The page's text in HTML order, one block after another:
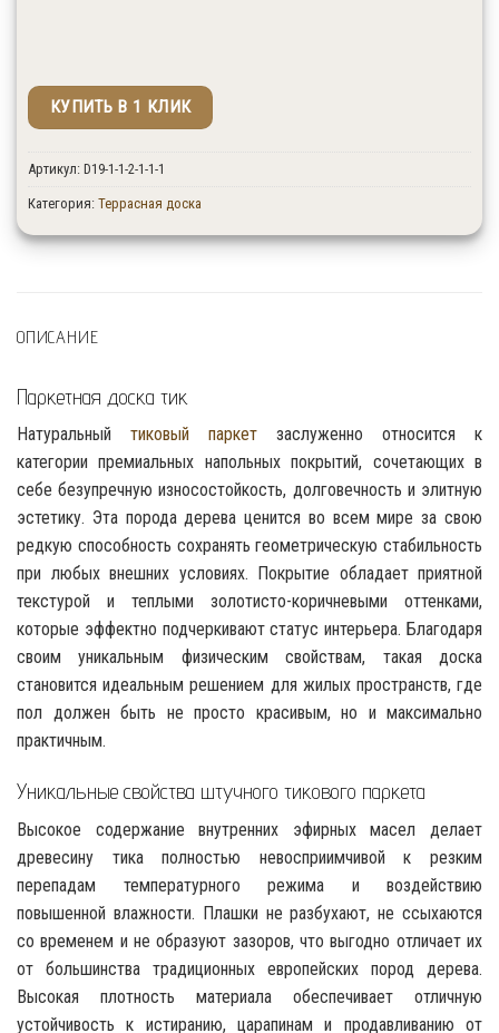
↑ Укажите количество изделий в штуках.
КУПИТЬ В 1 КЛИК
Артикул: D19-1-1-2-1-1-1
Категория: Террасная доска
ОПИСАНИЕ
Паркетная доска тик
Натуральный тиковый паркет заслуженно относится к
категории премиальных напольных покрытий, сочетающих в
себе безупречную износостойкость, долговечность и элитную
эстетику. Эта порода дерева ценится во всем мире за свою
редкую способность сохранять геометрическую стабильность
при любых внешних условиях. Покрытие обладает приятной
текстурой и теплыми золотисто-коричневыми оттенками,
которые эффектно подчеркивают статус интерьера. Благодаря
своим уникальным физическим свойствам, такая доска
становится идеальным решением для жилых пространств, где
пол должен быть не просто красивым, но и максимально
практичным.
Уникальные свойства штучного тикового паркета
Высокое содержание внутренних эфирных масел делает
древесину тика полностью невосприимчивой к резким
перепадам температурного режима и воздействию
повышенной влажности. Плашки не разбухают, не ссыхаются
со временем и не образуют зазоров, что выгодно отличает их
от большинства традиционных европейских пород дерева.
Высокая плотность материала обеспечивает отличную
устойчивость к истиранию, царапинам и продавливанию от